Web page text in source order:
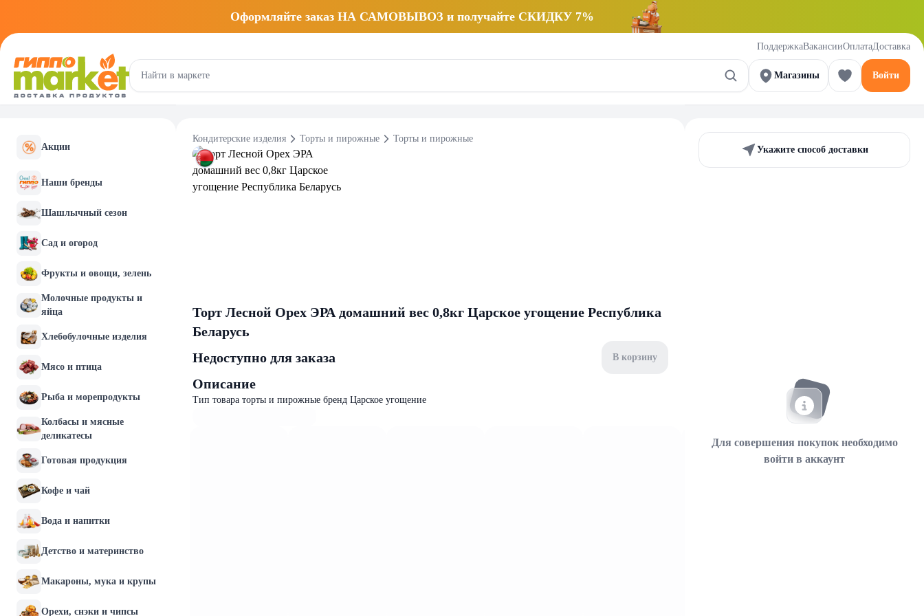
Оформляйте заказ НА САМОВЫВОЗ и получайте СКИДКУ 7%
ПоддержкаВакансииОплатаДоставка
Магазины Войти
Акции
Наши бренды
Шашлычный сезон
Сад и огород
Фрукты и овощи, зелень
Молочные продукты и
яйца
Хлебобулочные изделия
Мясо и птица
Рыба и морепродукты
Колбасы и мясные
деликатесы
Готовая продукция
Кофе и чай
Вода и напитки
Детство и материнство
Макароны, мука и крупы
Орехи, снэки и чипсы
Кондитерские изделия Торты и пирожные Торты и пирожные
Торт Лесной Орех ЭРА домашний вес 0,8кг Царское угощение Республика
Беларусь
Недоступно для заказа
В корзину
Описание
Тип товара торты и пирожные бренд Царское угощение
Укажите способ доставки
Для совершения покупок необходимо
войти в аккаунт